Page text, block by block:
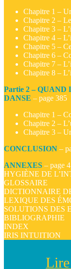
Chapitre 1 –
Chapitre 2 –
Chapitre 3 –
Chapitre 4 –
Chapitre 5 –
Chapitre 6 –
Chapitre 7 –
Chapitre 8 –
Partie 2 –
DANSE – page 385
Chapitre 1 –
Chapitre 2 –
Chapitre 3 –
CONCLUSION –
ANNEXES – page
HYGIÈNE DE
GLOSSAIRE
DICTIONNAIRE
LEXIQUE DES
SOLUTIONS DES
BIBLIOGRAPHIE
INDEX
IRIS INTUITION
Lire